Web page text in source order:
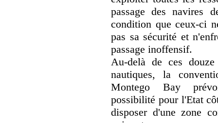
passage des navires
condition que ceux-ci
pas sa sécurité et
passage inoffensif.
Au-delà de ces
nautiques, la
Montego Bay
possibilité pour l'Etat
disposer d'une zone